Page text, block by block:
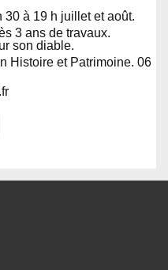
30 à 19 h juillet et août.
3 ans de travaux.
son diable.
Histoire et Patrimoine. 06